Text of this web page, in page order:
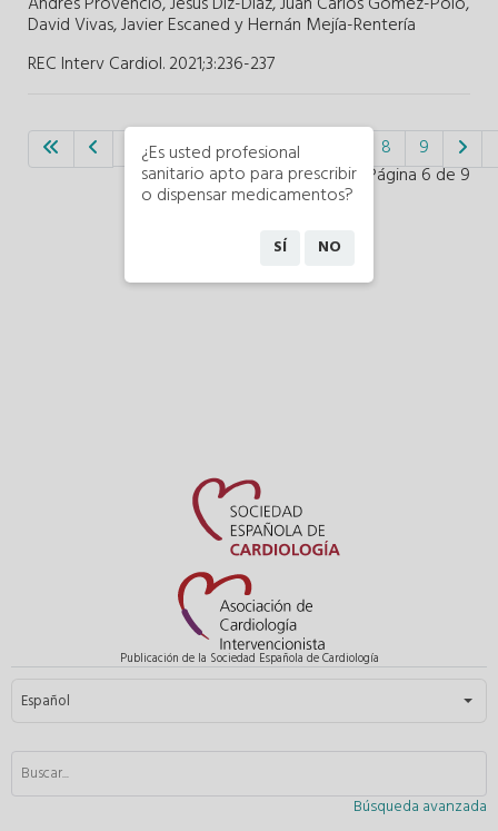
David Vivas,Javier Escaned yHernán Mejía-Rentería
REC Interv Cardiol. 2021;3:236-237
Página 6 de 9
2 3 4 5 8 9
Publicación de la Sociedad Española de Cardiología
Seleccione su idioma
Español
Búsqueda avanzada
¿Es usted profesional
sanitario apto para prescribir
o dispensar medicamentos?
SÍ NO